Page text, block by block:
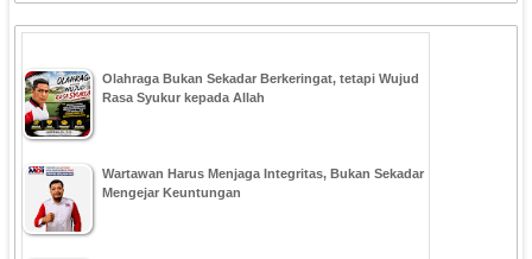
Olahraga Bukan Sekadar Berkeringat, tetapi Wujud
Rasa Syukur kepada Allah
Wartawan Harus Menjaga Integritas, Bukan Sekadar
Mengejar Keuntungan